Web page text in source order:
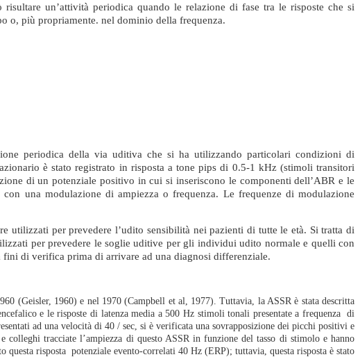
un’attività periodica quando le relazione di fase tra le risposte che si
o, più propriamente. nel dominio della frequenza.
periodica della via uditiva che si ha utilizzando particolari condizioni di
è stato registrato in risposta a tone pips di 0.5-1 kHz (stimoli transitori
di un potenziale positivo in cui si inseriscono le componenti dell’ABR e le
una modulazione di ampiezza o frequenza. Le frequenze di modulazione
utilizzati per prevedere l’udito sensibilità nei pazienti di tutte le età. Si tratta di
per prevedere le soglie uditive per gli individui udito normale e quelli con
fini di verifica prima di arrivare ad una diagnosi differenziale.
(Geisler, 1960) e nel 1970 (Campbell et al, 1977). Tuttavia, la ASSR è stata descritta
e le risposte di latenza media a 500 Hz stimoli tonali presentate a frequenza di
ad una velocità di 40 / sec, si è verificata una sovrapposizione dei picchi positivi e
colleghi tracciate l’ampiezza di questo ASSR in funzione del tasso di stimolo e hanno
questa risposta potenziale evento-correlati 40 Hz (ERP); tuttavia, questa risposta è stato